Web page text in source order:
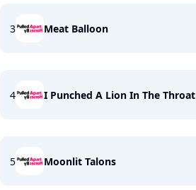
3 Meat Balloon
4 I Punched A Lion In The Throat
5 Moonlit Talons